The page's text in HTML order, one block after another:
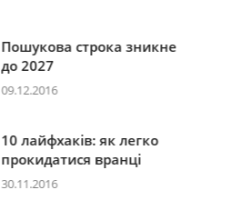
Пошукова строка зникне
до 2027
09.12.2016
10 лайфхаків: як легко
прокидатися вранці
30.11.2016